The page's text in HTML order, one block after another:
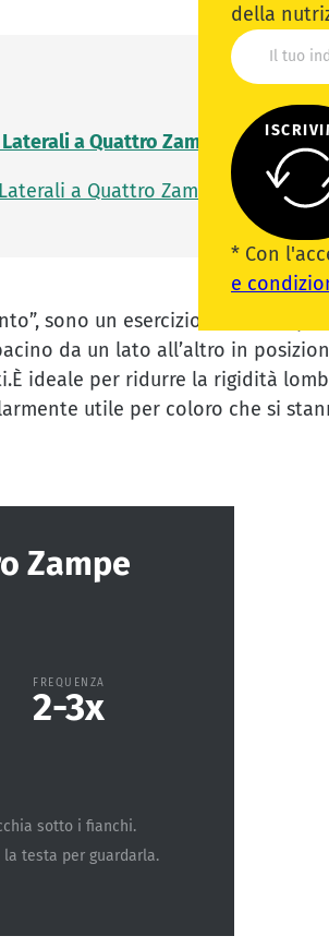
a Quattro Zampe
a Quattro Zampe
sono un esercizio dinamico
da un lato all’altro in
ideale per ridurre la rigidità
utile per coloro che si
Zampe
FREQUENZA
2-3x
sotto i fianchi.
testa per guardarla.
della
* Con
e